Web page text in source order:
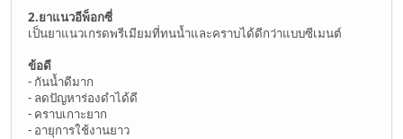
2.ยาแนวอีพ็อกซี่
เป็นยาแนวเกรดพรีเมียมที่ทนน้ำและคราบได้ดีกว่าแบบซีเมนต์
ข้อดี
- กันน้ำดีมาก
- ลดปัญหาร่องดำได้ดี
- คราบเกาะยาก
- อายุการใช้งานยาว